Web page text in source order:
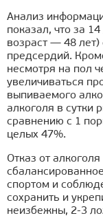
Анализ
показал, что за
возраст — 48 лет)
предсердий.
несмотря на пол
увеличиваться
выпиваемого
алкоголя в сутки
сравнению с 1
целых 47%.
Отказ от
спортом и
сохранить и
неизбежны, 2-3